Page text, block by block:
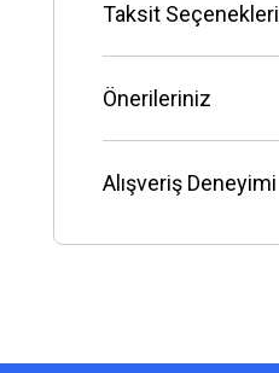
Taksit Seçenekleri
Önerileriniz
Alışveriş Deneyimi